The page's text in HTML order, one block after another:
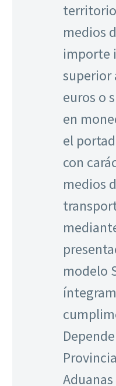
medios
importe
superior
euros o
en
el
con
medios
modelo